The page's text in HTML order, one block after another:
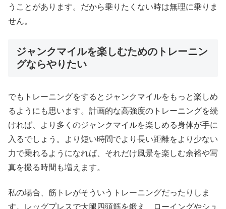
うことがあります。だから乗りたくない時は無理に乗りま
せん。
ジャンクマイルを楽しむためのトレーニン
グならやりたい
でもトレーニングをするとジャンクマイルをもっと楽しめ
るようにも思います。計画的な高強度のトレーニングを続
ければ、より多くのジャンクマイルを楽しめる身体が手に
入るでしょう。より短い時間でより長い距離をより少ない
力で乗れるようになれば、それだけ風景を楽しむ余裕や写
真を撮る時間も増えます。
私の場合、筋トレがそういうトレーニングだったりしま
す。レッグプレスで大腿四頭筋を鍛え、ローイングやシュ